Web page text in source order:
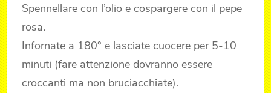
Spennellare con l’olio e cospargere con il pepe
rosa.
Infornate a 180° e lasciate cuocere per 5-10
minuti (fare attenzione dovranno essere
croccanti ma non bruciacchiate).